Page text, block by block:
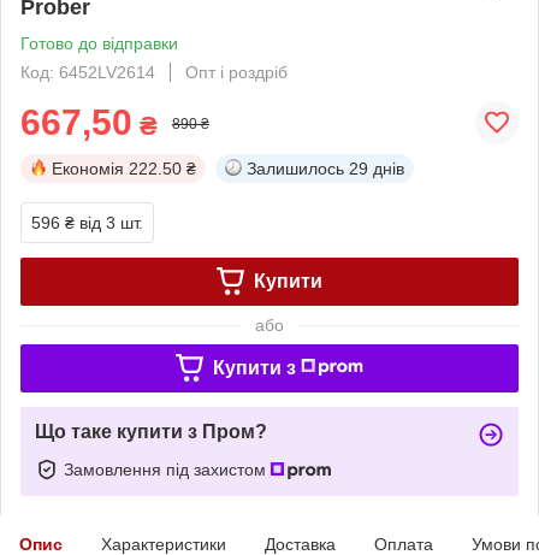
Prober
Готово до відправки
Код: 6452LV2614
Опт і роздріб
667,50 ₴ 890 ₴
Економія 222.50 ₴ Залишилось 29 днів
596 ₴ від 3 шт.
Купити
або
Купити з
Що таке купити з Пром?
Замовлення під захистом
Опис Характеристики Доставка Оплата Умови